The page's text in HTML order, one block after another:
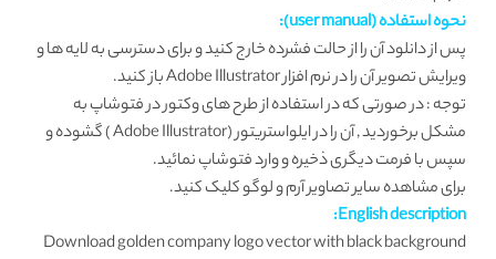
نحوه استفاده (user manual):
پس از دانلود آن را از حالت فشرده خارج کنید و برای دسترسی به لایه ها و
ویرایش تصویر آن را در نرم افزار Adobe Illustrator باز کنید.
توجه : در صورتی که در استفاده از طرح های وکتور در فتوشاپ به
مشکل برخوردید , آن را در ایلواستریتور (Adobe Illustrator ) گشوده و
سپس با فرمت دیگری ذخیره و وارد فتوشاپ نمائید.
برای مشاهده سایر تصاویر آرم و لوگوکلیک کنید.
English description:
Download golden company logo vector with black background